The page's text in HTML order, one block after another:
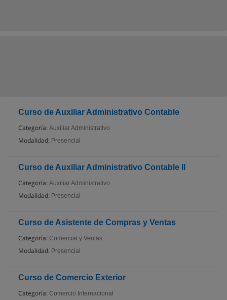
Curso de Auxiliar Administrativo Contable
Categoría: Auxiliar Administrativo
Modalidad: Presencial
Curso de Auxiliar Administrativo Contable II
Categoría: Auxiliar Administrativo
Modalidad: Presencial
Curso de Asistente de Compras y Ventas
Categoría: Comercial y Ventas
Modalidad: Presencial
Curso de Comercio Exterior
Categoría: Comercio Internacional